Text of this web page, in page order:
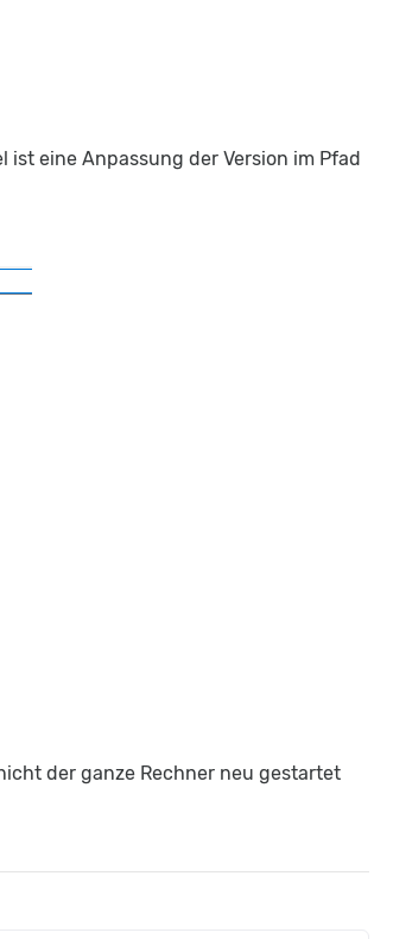
eine Anpassung der Version im Pfad
der ganze Rechner neu gestartet